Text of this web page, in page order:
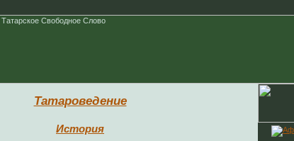
Татароведение
История